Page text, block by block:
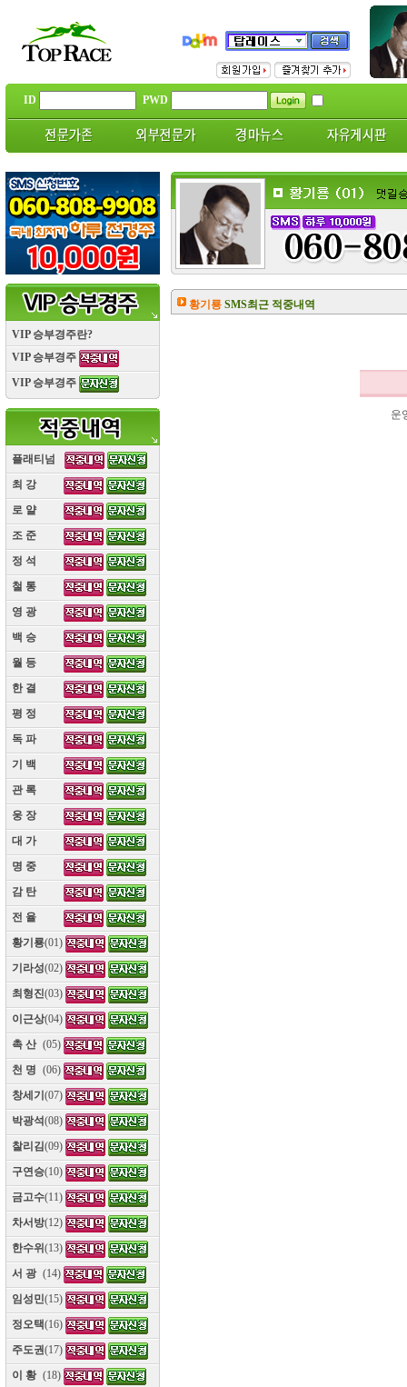
ID PWD
VIP 승부경주란?
VIP 승부경주
VIP 승부경주
플래티넘
최 강
로 얄
조 준
정 석
철 통
영 광
백 승
월 등
한 결
평 정
독 파
기 백
관 록
웅 장
대 가
명 중
감 탄
전 율
황기룡(01)
기라성(02)
최형진(03)
이근상(04)
촉 산 (05)
천 명 (06)
창세기 (07)
박광석(08)
찰리김(09)
구연승(10)
금고수(11)
차서방(12)
한수위 (13)
서 광 (14)
임성민(15)
정오택(16)
주도권(17)
이 황 (18)
황기룡 SMS최근 적중내역
운